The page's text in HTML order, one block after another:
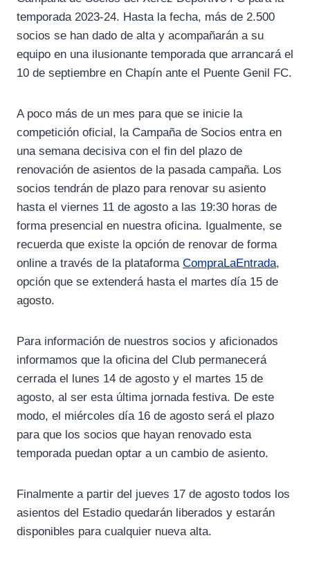
temporada 2023-24. Hasta la fecha, más de 2.500
socios se han dado de alta y acompañarán a su
equipo en una ilusionante temporada que arrancará el
10 de septiembre en Chapín ante el Puente Genil FC.
A poco más de un mes para que se inicie la
competición oficial, la Campaña de Socios entra en
una semana decisiva con el fin del plazo de
renovación de asientos de la pasada campaña. Los
socios tendrán de plazo para renovar su asiento
hasta el viernes 11 de agosto a las 19:30 horas de
forma presencial en nuestra oficina. Igualmente, se
recuerda que existe la opción de renovar de forma
online a través de la plataforma CompraLaEntrada,
opción que se extenderá hasta el martes día 15 de
agosto.
Para información de nuestros socios y aficionados
informamos que la oficina del Club permanecerá
cerrada el lunes 14 de agosto y el martes 15 de
agosto, al ser esta última jornada festiva. De este
modo, el miércoles día 16 de agosto será el plazo
para que los socios que hayan renovado esta
temporada puedan optar a un cambio de asiento.
Finalmente a partir del jueves 17 de agosto todos los
asientos del Estadio quedarán liberados y estarán
disponibles para cualquier nueva alta.